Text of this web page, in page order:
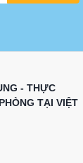
- THỰC
TẠI VIỆT